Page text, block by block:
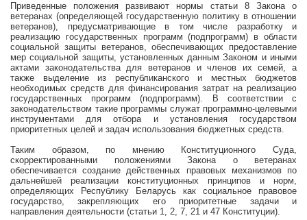
Приведенные положения развивают нормы статьи 8 Закона о
ветеранах (определяющей государственную политику в отношении
ветеранов), предусматривающие в том числе разработку и
реализацию государственных программ (подпрограмм) в области
социальной защиты ветеранов, обеспечивающих предоставление
мер социальной защиты, установленных данным Законом и иными
актами законодательства для ветеранов и членов их семей, а
также выделение из республиканского и местных бюджетов
необходимых средств для финансирования затрат на реализацию
государственных программ (подпрограмм). В соответствии с
законодательством такие программы служат программно-целевыми
инструментами для отбора и установления государством
приоритетных целей и задач использования бюджетных средств.
Таким образом, по мнению Конституционного Суда,
скорректированными положениями Закона о ветеранах
обеспечивается создание действенных правовых механизмов по
дальнейшей реализации конституционных принципов и норм,
определяющих Республику Беларусь как социальное правовое
государство, закрепляющих его приоритетные задачи и
направления деятельности (статьи 1, 2, 7, 21 и 47 Конституции).